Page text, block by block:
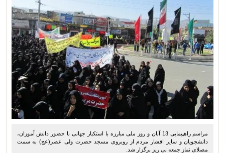
مراسم راهپیمایی 13 آبان و روز ملی مبارزه با استکبار جهانی با حضور دانش آموزان،
دانشجویان و سایر اقشار مردم از روبروی مسجد حضرت ولی عصر(عج) به سمت
مصلای نماز جمعه نی ریز برگزار شد.